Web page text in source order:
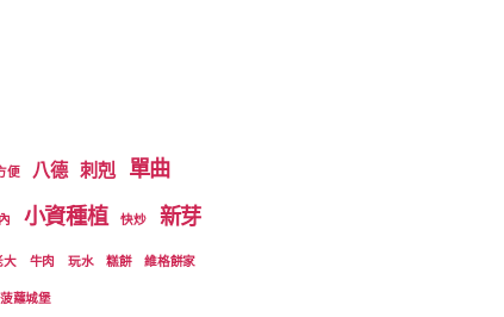
便 八德 刺剋 單曲
小資種植 快炒 新芽
大 牛肉 玩水 糕餅 維格餅家
蘿城堡